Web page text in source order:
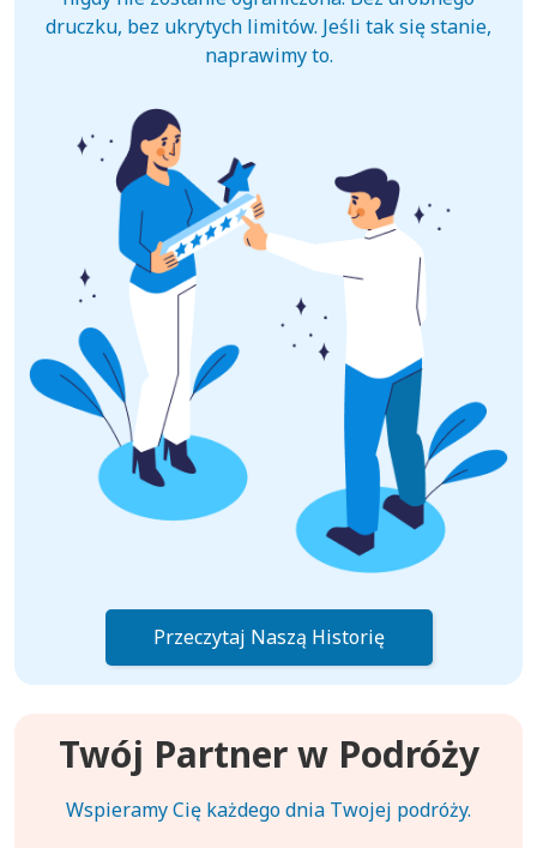
druczku, bez ukrytych limitów. Jeśli tak się stanie,
naprawimy to.
Przeczytaj Naszą Historię
Twój Partner w Podróży
Wspieramy Cię każdego dnia Twojej podróży.